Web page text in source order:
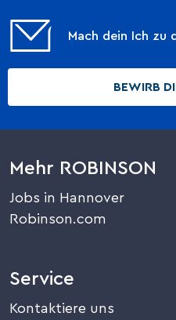
Mach dein Ich zu
BEWIRB
Mehr ROBINSON
Jobs in Hannover
Robinson.com
Service
Kontaktiere uns